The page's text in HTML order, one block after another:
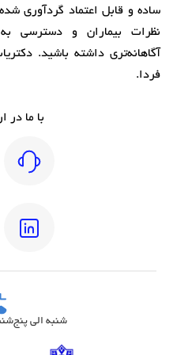
ساده و قابل اعتماد گردآوری
نظرات بیماران و دسترسی به
آگاهانه‌تری داشته باشید.
فردا.
با ما در
شنبه الی پنج‌شنبه